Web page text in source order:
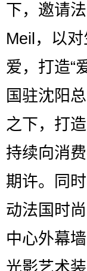
下，邀请
Meil，以
爱，打造“
国驻沈阳
之下，打
持续向消
期许。同
动法国时
中心外幕
光影艺术